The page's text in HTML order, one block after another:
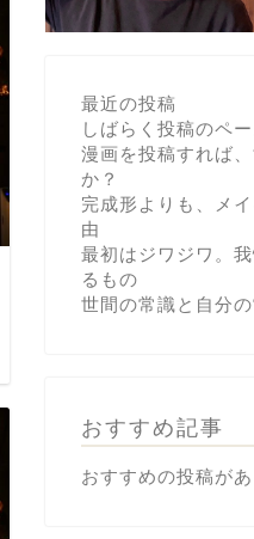
最近の投稿
しばらく投稿のペ
漫画を投稿すれば
か？
完成形よりも、メ
由
最初はジワジワ。
るもの
世間の常識と自分
おすすめ記事
おすすめの投稿が